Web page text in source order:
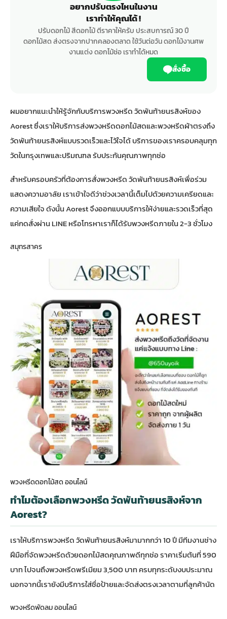
อยากปรับตรงไหนในงาน
เราทำให้คุณได้ !
ปรับดอกไม้ สีดอกไม้ ตีราคาให้ครับ ประสบการณ์ 30 ปี
ดอกไม้สด ส่งตรงจากปากคลองตลาด ใช้วันต่อวัน ดอกไม้งานศพ
งานแต่ง ดอกไม้ช่อ เราทำได้หมด
สั่งซื้อ
ผมอยากแนะนำให้รู้จักกับบริการพวงหรีด วัดพันท้ายนรสิงห์ของ
Aorest ซึ่งเราให้บริการส่งพวงหรีดดอกไม้สดและพวงหรีดผ้าตรงถึง
วัดพันท้ายนรสิงห์แบบรวดเร็วและไว้ใจได้ บริการของเราครอบคลุมทุก
วัดในกรุงเทพและปริมณฑล รับประกันคุณภาพทุกช่อ
สำหรับครอบครัวที่ต้องการสั่งพวงหรีด วัดพันท้ายนรสิงห์เพื่อร่วม
แสดงความอาลัย เราเข้าใจดีว่าช่วงเวลานี้เต็มไปด้วยความเครียดและ
ความเสียใจ ดังนั้น Aorest จึงออกแบบบริการให้ง่ายและรวดเร็วที่สุด
แค่กดสั่งผ่าน LINE หรือโทรหาเราก็ได้รับพวงหรีดภายใน 2-3 ชั่วโมง
สมุทรสาคร
พวงหรีดดอกไม้สด ออนไลน์
ทำไมต้องเลือกพวงหรีด วัดพันท้ายนรสิงห์จาก
Aorest?
เราให้บริการพวงหรีด วัดพันท้ายนรสิงห์มามากกว่า 10 ปี มีทีมงานช่าง
ฝีมือที่จัดพวงหรีดด้วยดอกไม้สดคุณภาพดีทุกช่อ ราคาเริ่มต้นที่ 590
บาท ไปจนถึงพวงหรีดพรีเมียม 3,500 บาท ครบทุกระดับงบประมาณ
นอกจากนี้เรายังมีบริการใส่ชื่อป้ายและจัดส่งตรงเวลาตามที่ลูกค้านัด
พวงหรีดพัดลม ออนไลน์